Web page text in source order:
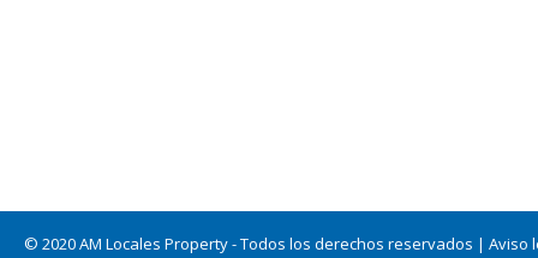
© 2020 AM Locales Property - Todos los derechos reservados | Aviso